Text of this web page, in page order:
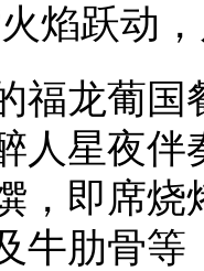
焰跃动，
福龙葡
人星夜
，即席
牛肋骨